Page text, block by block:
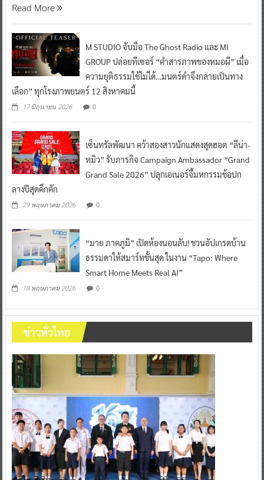
Read More
M STUDIO จับมือ The Ghost Radio และ MI
GROUP ปล่อยทีเซอร์ “คำสารภาพของหมอผี” เมื่อ
ความยุติธรรมใช้ไม่ได้…มนตร์ดำจึงกลายเป็นทาง
เลือก” ทุกโรงภาพยนตร์ 12 สิงหาคมนี้
17 มิถุนายน 2026 0
เซ็นทรัลพัฒนา คว้าสองสาวนักแสดงสุดฮอต “ลีน่า-
หมิว” รับภารกิจ Campaign Ambassador “Grand
Grand Sale 2026” ปลุกเอเนอร์จี้มหกรรมช้อปก
ลางปีสุดคึกคัก
29 พฤษภาคม 2026 0
“มาย ภาคภูมิ” เปิดห้องนอนลับ! ชวนอัปเกรดบ้าน
ธรรมดาให้สมาร์ทขั้นสุด ในงาน “Tapo: Where
Smart Home Meets Real AI”
18 พฤษภาคม 2026 0
ข่าวทั่วไทย